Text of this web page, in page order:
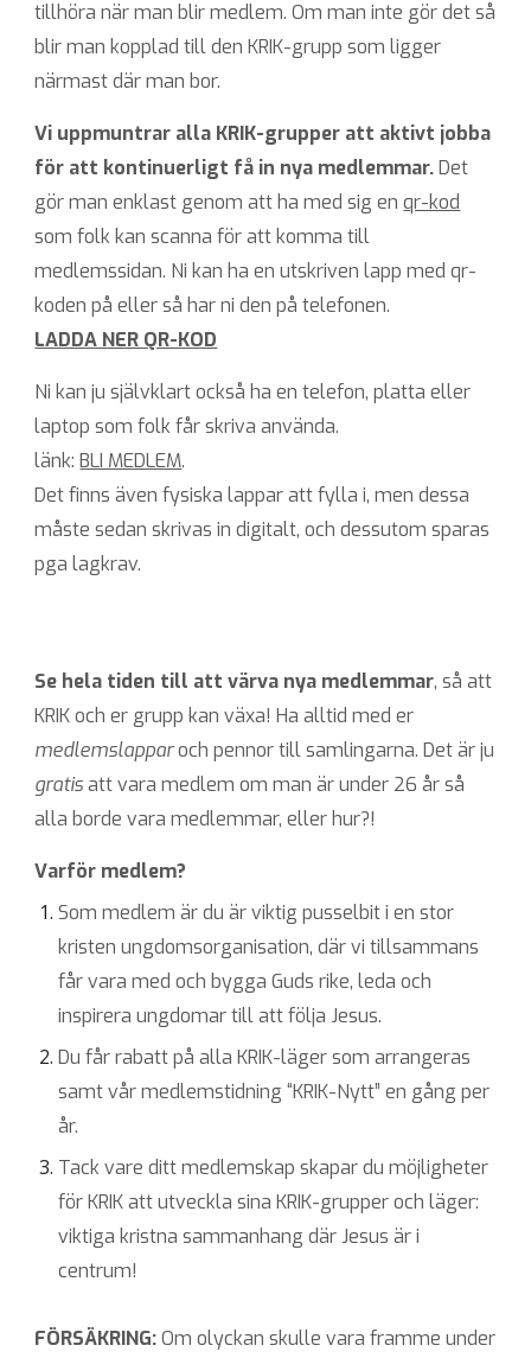
tillhöra när man blir medlem. Om man inte gör det så
blir man kopplad till den KRIK-grupp som ligger
närmast där man bor.
Vi uppmuntrar alla KRIK-grupper att aktivt jobba
för att kontinuerligt få in nya medlemmar.Det
gör man enklast genom att ha med sig enqr-kod
som folk kan scanna för att komma till
medlemssidan. Ni kan ha en utskriven lapp med qr-
koden på eller så har ni den på telefonen.
LADDA NER QR-KOD
Ni kan ju självklart också ha en telefon, platta eller
laptop som folk får skriva använda.
länk: BLI MEDLEM.
Det finns även fysiska lappar att fylla i, men dessa
måste sedan skrivas in digitalt, och dessutom sparas
pga lagkrav.
Se hela tiden till att värva nya medlemmar, så att
KRIK och er grupp kan växa! Ha alltid med er
medlemslapparoch pennor till samlingarna. Det är ju
gratisatt vara medlem om man är under 26 år så
alla borde vara medlemmar, eller hur?!
Varför medlem?
Som medlem är du är viktig pusselbit i en stor
kristen ungdomsorganisation, där vi tillsammans
får vara med och bygga Guds rike, leda och
inspirera ungdomar till att följa Jesus.
Du får rabatt på alla KRIK-läger som arrangeras
samt vår medlemstidning “KRIK-Nytt” en gång per
år.
Tack vare ditt medlemskap skapar du möjligheter
för KRIK att utveckla sina KRIK-grupper och läger:
viktiga kristna sammanhang där Jesus är i
centrum!
FÖRSÄKRING:Om olyckan skulle vara framme under